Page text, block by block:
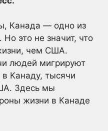
Канада — одно из
это не значит, что
чем США.
людей мигрируют
в Канаду, тысячи
Здесь мы
жизни в Канаде